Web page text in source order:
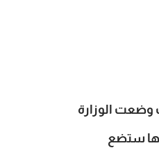
وضعت الوزارة
ستضع